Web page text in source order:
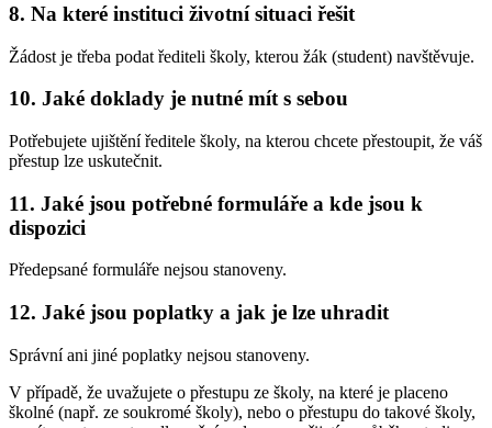
8. Na které instituci životní situaci řešit
Žádost je třeba podat řediteli školy, kterou žák (student) navštěvuje.
10. Jaké doklady je nutné mít s sebou
Potřebujete ujištění ředitele školy, na kterou chcete přestoupit, že váš
přestup lze uskutečnit.
11. Jaké jsou potřebné formuláře a kde jsou k
dispozici
Předepsané formuláře nejsou stanoveny.
12. Jaké jsou poplatky a jak je lze uhradit
Správní ani jiné poplatky nejsou stanoveny.
V případě, že uvažujete o přestupu ze školy, na které je placeno
školné (např. ze soukromé školy), nebo o přestupu do takové školy,